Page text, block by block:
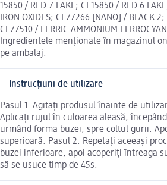
15850 / RED 7 LAKE; CI 15850 / RED 6
IRON OXIDES; CI 77266 [NANO] / BLACK
CI 77510 / FERRIC AMMONIUM
Ingredientele menționate în magazinul
pe ambalaj.
Instrucțiuni de utilizare
Pasul 1. Agitați produsul înainte de
Aplicați rujul în culoarea aleasă,
urmând forma buzei, spre coltul gurii.
superioară. Pasul 2. Repetați aceeași
buzei inferioare, apoi acoperiți întreaga
să se usuce timp de 45s.